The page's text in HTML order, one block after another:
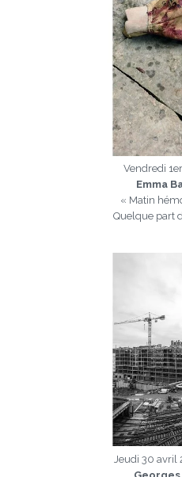
Vendredi
Emma
« Matin
Quelque part
Jeudi 30 avril